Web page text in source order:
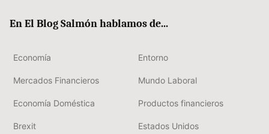
En El Blog Salmón hablamos de...
Economía Entorno
Mercados Financieros Mundo Laboral
Economía Doméstica Productos financieros
Brexit Estados Unidos